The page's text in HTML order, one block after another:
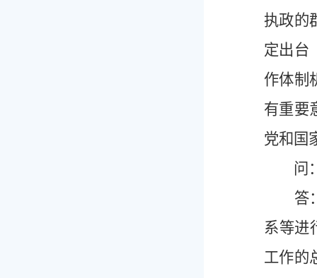
执政的
定出台
作体制
有重要
党和国
问：
答：
系等进
工作的